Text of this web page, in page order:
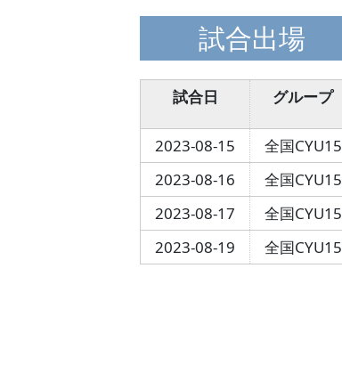
試合出場
試合日 グループ
2023-08-15 全国CYU15
2023-08-16
全国CYU15
2023-08-17
全国CYU15
2023-08-19
全国CYU15